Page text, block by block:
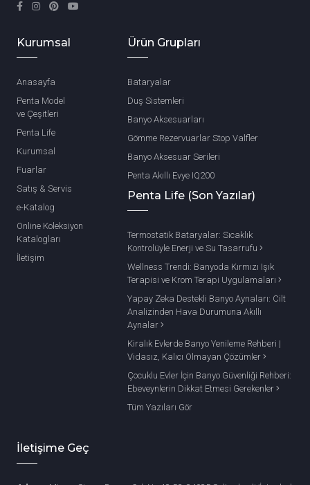
Kurumsal
Anasayfa
Penta Model
ve Çeşitleri
Penta Life
Kurumsal
Fuarlar
Satış & Servis
e-Katalog
Online Koleksiyon
Katalogları
İletişim
Ürün Grupları
Bataryalar
Duş Sistemleri
Banyo Aksesuarları
Gömme Rezervuarlar Stop Valfler
Banyo Aksesuar Serileri
Penta Akıllı Evye IQ200
Penta Life (Son Yazılar)
Termostatik Bataryalar: Sıcaklık
Kontrolüyle Enerji ve Su Tasarrufu
Wellness Trendi: Banyoda Kırmızı Işık
Terapisi ve Krom Terapi Uygulamaları
Yapay Zeka Destekli Banyo Aynaları: Cilt
Analizinden Hava Durumuna Akıllı
Aynalar
Kiralık Evlerde Banyo Yenileme Rehberi |
Vidasız, Kalıcı Olmayan Çözümler
Çocuklu Evler İçin Banyo Güvenliği Rehberi:
Ebeveynlerin Dikkat Etmesi Gerekenler
Tüm Yazıları Gör
İletişime Geç